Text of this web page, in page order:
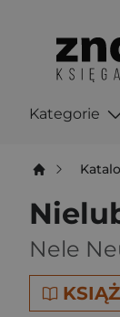
Kategorie
Nele